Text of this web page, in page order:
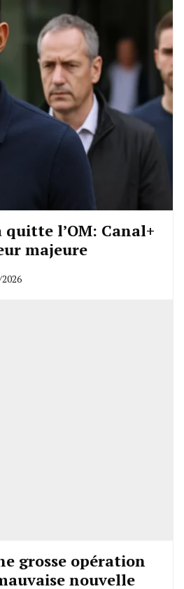
l’OM: Canal+
majeure
grosse opération
nouvelle